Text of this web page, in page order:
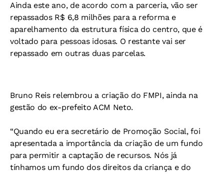
Ainda este ano, de acordo com a parceria, vão ser
repassados R$ 6,8 milhões para a reforma e
aparelhamento da estrutura física do centro, que é
voltado para pessoas idosas. O restante vai ser
repassado em outras duas parcelas.
Bruno Reis relembrou a criação do FMPI, ainda na
gestão do ex-prefeito ACM Neto.
“Quando eu era secretário de Promoção Social, foi
apresentada a importância da criação de um fundo
para permitir a captação de recursos. Nós já
tínhamos um fundo dos direitos da criança e do